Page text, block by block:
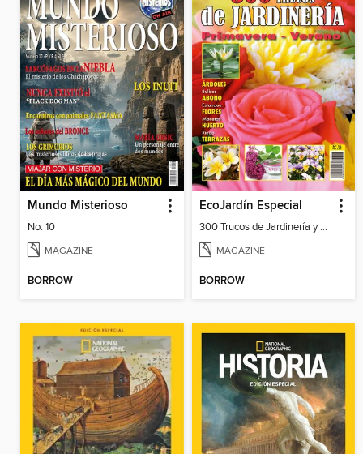
Mundo Misterioso
No. 10
MAGAZINE
BORROW
EcoJardín Especial
300 Trucos de Jardinería y Huerto 16
MAGAZINE
BORROW